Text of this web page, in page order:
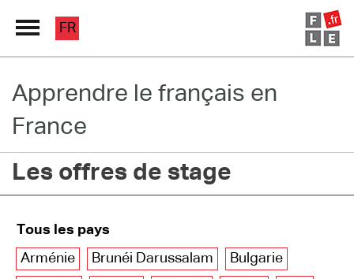
Grand Répertoire
Immersion France
Le français en ligne
FR
Apprendre le français en
France
Les offres de stage
Tous les pays
Arménie
Brunéi Darussalam
Bulgarie